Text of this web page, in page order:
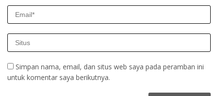
Simpan nama, email, dan situs web saya pada peramban ini
untuk komentar saya berikutnya.